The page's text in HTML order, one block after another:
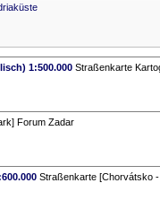
1:500.000Straßenkarte
Forum Zadar
Straßenkarte [Chorvátsko -